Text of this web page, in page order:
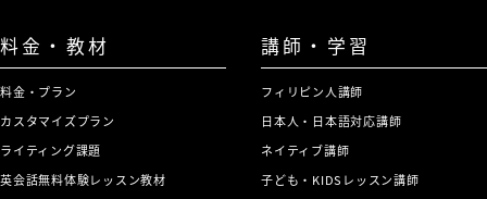
料金・教材
料金・プラン
カスタマイズプラン
ライティング課題
英会話無料体験レッスン教材
講師・学習
フィリピン人講師
日本人・日本語対応講師
ネイティブ講師
子ども・KIDSレッスン講師